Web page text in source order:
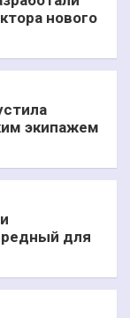
нового
экипажем
для